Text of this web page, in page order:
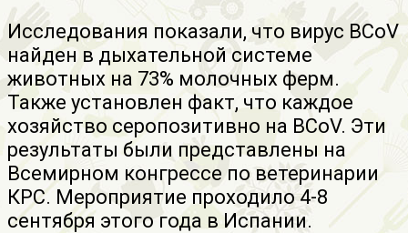
Исследования показали, что вирус BCoV
найден в дыхательной системе
животных на 73% молочных ферм.
Также установлен факт, что каждое
хозяйство серопозитивно на BCoV. Эти
результаты были представлены на
Всемирном конгрессе по ветеринарии
КРС. Мероприятие проходило 4-8
сентября этого года в Испании.